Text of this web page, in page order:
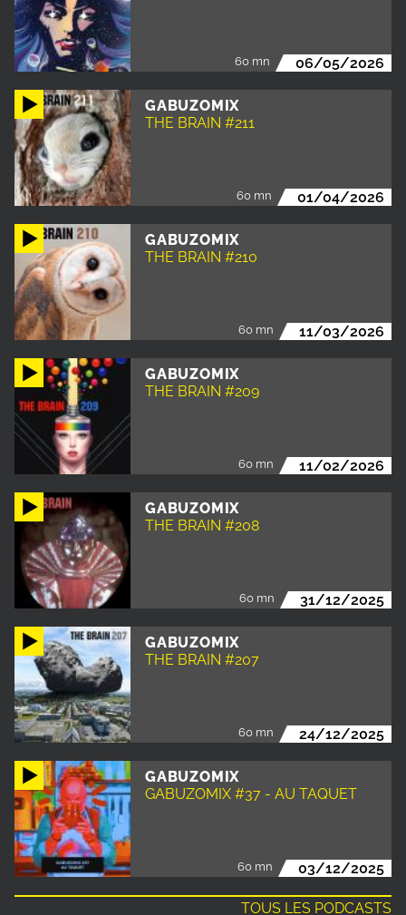
60 mn 06/05/2026
GABUZOMIX
THE BRAIN #211
60 mn 01/04/2026
GABUZOMIX
THE BRAIN #210
60 mn 11/03/2026
GABUZOMIX
THE BRAIN #209
60 mn 11/02/2026
GABUZOMIX
THE BRAIN #208
60 mn 31/12/2025
GABUZOMIX
THE BRAIN #207
60 mn 24/12/2025
GABUZOMIX
GABUZOMIX #37 - AU TAQUET
60 mn 03/12/2025
TOUS LES PODCASTS